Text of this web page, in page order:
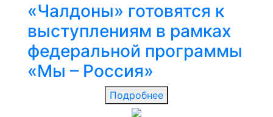
«Чалдоны» готовятся к
выступлениям в рамках
федеральной программы
«Мы – Россия»
Подробнее